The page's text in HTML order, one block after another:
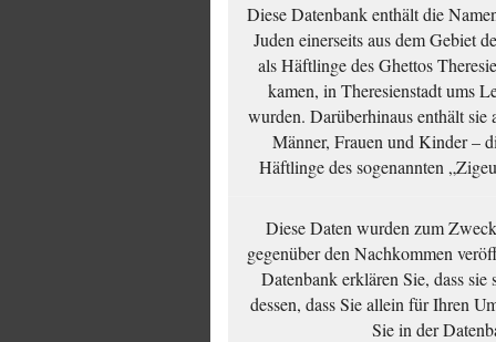
Diese Datenbank enthält die
Juden einerseits aus dem Gebiet
als Häftlinge des Ghettos
kamen, in Theresienstadt ums
wurden. Darüberhinaus enthält
Männer, Frauen und Kinder –
Häftlinge des sogenannten
Diese Daten wurden zum
gegenüber den Nachkommen
Datenbank erklären Sie, dass sie
dessen, dass Sie allein für Ihren
Sie in der